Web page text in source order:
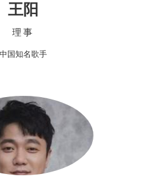
王阳
理事
中国知名歌手